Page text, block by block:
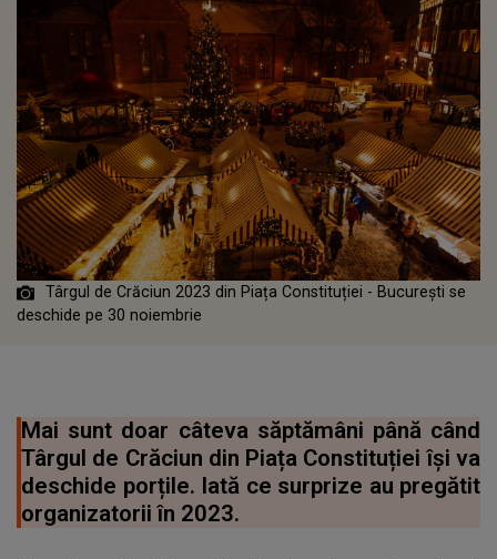
Târgul de Crăciun 2023 din Piața Constituției - București se
deschide pe 30 noiembrie
Mai sunt doar câteva săptămâni până când
Târgul de Crăciun din Piața Constituției își va
deschide porțile. Iată ce surprize au pregătit
organizatorii în 2023.